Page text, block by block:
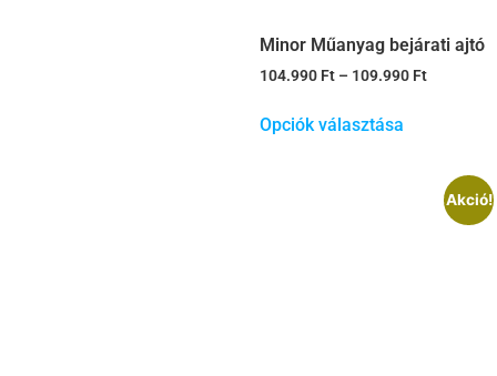
Minor Műanyag bejárati ajtó
104.990 Ft – 109.990 Ft
Opciók választása
Akció!